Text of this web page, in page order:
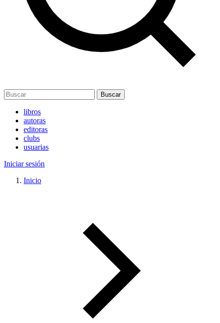
Buscar
libros
autoras
editoras
clubs
usuarias
Iniciar sesión
Inicio